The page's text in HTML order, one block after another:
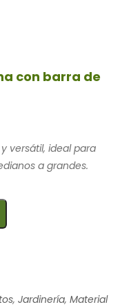
con barra de
versátil, ideal para
a grandes.
, Jardinería, Material